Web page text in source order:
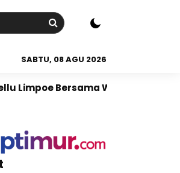
SABTU, 08 AGU 2026
Warga Gelar Karya Bakti